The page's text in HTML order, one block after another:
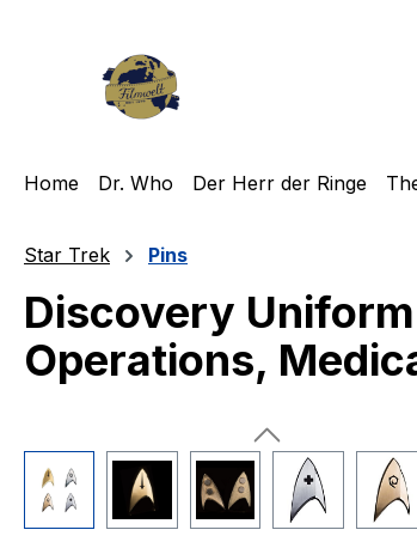
Home Dr. Who Der Herr der Ringe
Star Trek Pins
Discovery
Operations,
Bildergalerie überspringen